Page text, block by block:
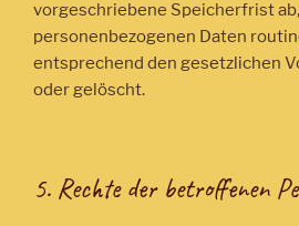
vorgeschriebene Speicherfrist
personenbezogenen Daten
entsprechend den gesetzlichen
oder gelöscht.
5. Rechte der betroffenen